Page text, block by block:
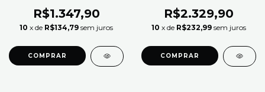
R$1.347,90
10 x de R$134,79 sem juros
COMPRAR
R$2.329,90
10 x de R$232,99 sem juros
COMPRAR